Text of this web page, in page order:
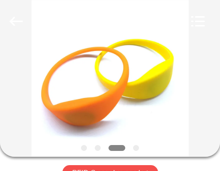
PRODUCTEN
ONGEVEER
FABRIEKSREIS